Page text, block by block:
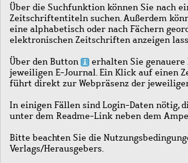
Über die Suchfunktion können Sie nach
Zeitschriftentiteln suchen. Außerdem
eine alphabetisch oder nach Fächern
elektronischen Zeitschriften anzeigen
Über den Button
erhalten Sie
jeweiligen E-Journal. Ein Klick auf einen
führt direkt zur Webpräsenz der
In einigen Fällen sind Login-Daten nötig,
unter dem Readme-Link neben dem
Bitte beachten Sie die
Verlags/Herausgebers.